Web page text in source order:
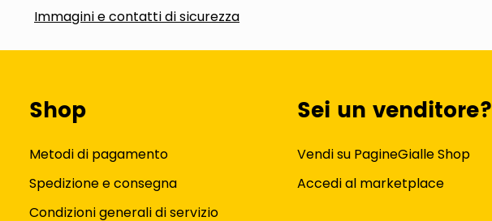
Immagini e contatti di sicurezza
Shop
Metodi di pagamento
Spedizione e consegna
Condizioni generali di servizio
Sei un venditore?
Vendi su PagineGialle Shop
Accedi al marketplace